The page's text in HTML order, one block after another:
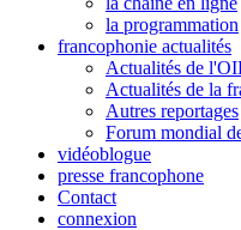
la programmation
francophonie actualités
Actualités de
Actualités de la
Autres reportages
Forum mondial
vidéoblogue
presse francophone
Contact
connexion